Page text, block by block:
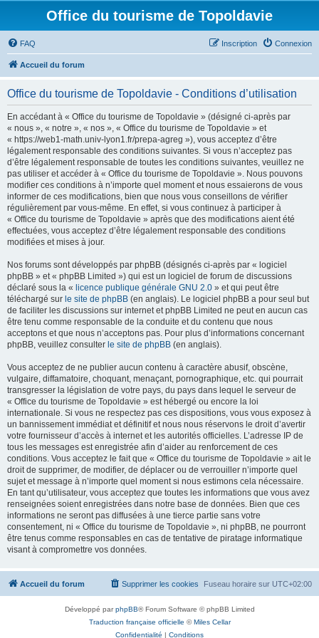
Office du tourisme de Topoldavie
FAQ Connexion
Inscription
Accueil du forum
Office du tourisme de Topoldavie - Conditions d’utilisation
En accédant à « Office du tourisme de Topoldavie » (désigné ci-après par
« nous », « notre », « nos », « Office du tourisme de Topoldavie » et
« https://web1-math.univ-lyon1.fr/prepa-agreg »), vous acceptez d’être
légalement responsable des conditions suivantes. Si vous n’acceptez pas
d’être légalement responsable de toutes les conditions suivantes, veuillez ne
pas utiliser et accéder à « Office du tourisme de Topoldavie ». Nous pouvons
modifier ces conditions à n’importe quel moment et nous essaierons de vous
informer de ces modifications, bien que nous vous conseillons de vérifier
régulièrement par vous-même. En effet, si vous continuez à participer à
« Office du tourisme de Topoldavie » après que des modifications aient été
effectuées, vous acceptez d’être légalement responsable des conditions
modifiées et mises à jour.
Nos forums sont développés par phpBB (désignés ci-après par « logiciel
phpBB » et « phpBB Limited ») qui est un logiciel de forum de discussions
déclaré sous la « licence publique générale GNU 2.0 » et qui peut être
téléchargé sur le site de phpBB (en anglais). Le logiciel phpBB a pour seul but
de faciliter les discussions sur internet et phpBB Limited ne peut en aucun cas
être tenu comme responsable de la conduite et du contenu que nous
acceptons et que nous n’acceptons pas. Pour plus d’informations concernant
phpBB, veuillez consulter le site de phpBB (en anglais).
Vous acceptez de ne publier aucun contenu à caractère abusif, obscène,
vulgaire, diffamatoire, choquant, menaçant, pornographique, etc. qui pourrait
transgresser la législation de votre pays, du pays dans lequel le serveur de
« Office du tourisme de Topoldavie » est hébergé ou encore la loi
internationale. Si vous ne respectez pas ces dispositions, vous vous exposez à
un bannissement immédiat et définitif et nous nous réservons le droit d’avertir
votre fournisseur d’accès à internet et les autorités officielles. L’adresse IP de
tous les messages est enregistrée afin d’aider au renforcement de ces
conditions. Vous acceptez le fait que « Office du tourisme de Topoldavie » ait le
droit de supprimer, de modifier, de déplacer ou de verrouiller n’importe quel
sujet et message à n’importe quel moment si nous estimons cela nécessaire.
En tant qu’utilisateur, vous acceptez que toutes les informations que vous avez
renseignées soient enregistrées dans notre base de données. Bien que ces
informations ne seront pas diffusées à une tierce partie sans votre
consentement, ni « Office du tourisme de Topoldavie », ni phpBB, ne pourront
être tenus comme responsables en cas de tentative de piratage informatique
visant à compromettre vos données.
Accueil du forum Fuseau horaire sur UTC+02:00
Supprimer les cookies
Développé parphpBB® Forum Software © phpBB Limited
Traduction française officielle ©Miles Cellar
Confidentialité | Conditions